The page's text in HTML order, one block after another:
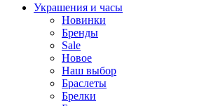
Украшения и часы
Новинки
Бренды
Sale
Новое
Наш выбор
Браслеты
Брелки